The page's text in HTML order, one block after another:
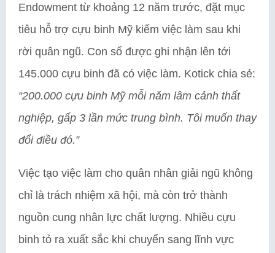
Endowment từ khoảng 12 năm trước, đặt mục
tiêu hỗ trợ cựu binh Mỹ kiếm việc làm sau khi
rời quân ngũ. Con số được ghi nhận lên tới
145.000 cựu binh đã có việc làm. Kotick chia sẻ:
“200.000 cựu binh Mỹ mỗi năm lâm cảnh thất
nghiệp, gấp 3 lần mức trung bình. Tôi muốn thay
đổi điều đó.”
Việc tạo việc làm cho quân nhân giải ngũ không
chỉ là trách nhiệm xã hội, mà còn trở thành
nguồn cung nhân lực chất lượng. Nhiều cựu
binh tỏ ra xuất sắc khi chuyển sang lĩnh vực